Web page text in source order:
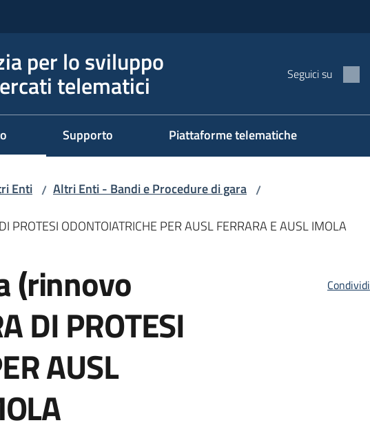
per lo sviluppo
telematici Seguici su
Supporto Piattaforme telematiche
Enti / Altri Enti - Bandi e Procedure di gara /
ODONTOIATRICHE PER AUSL FERRARA E AUSL IMOLA
(rinnovo
DI PROTESI
AUSL
Condividi